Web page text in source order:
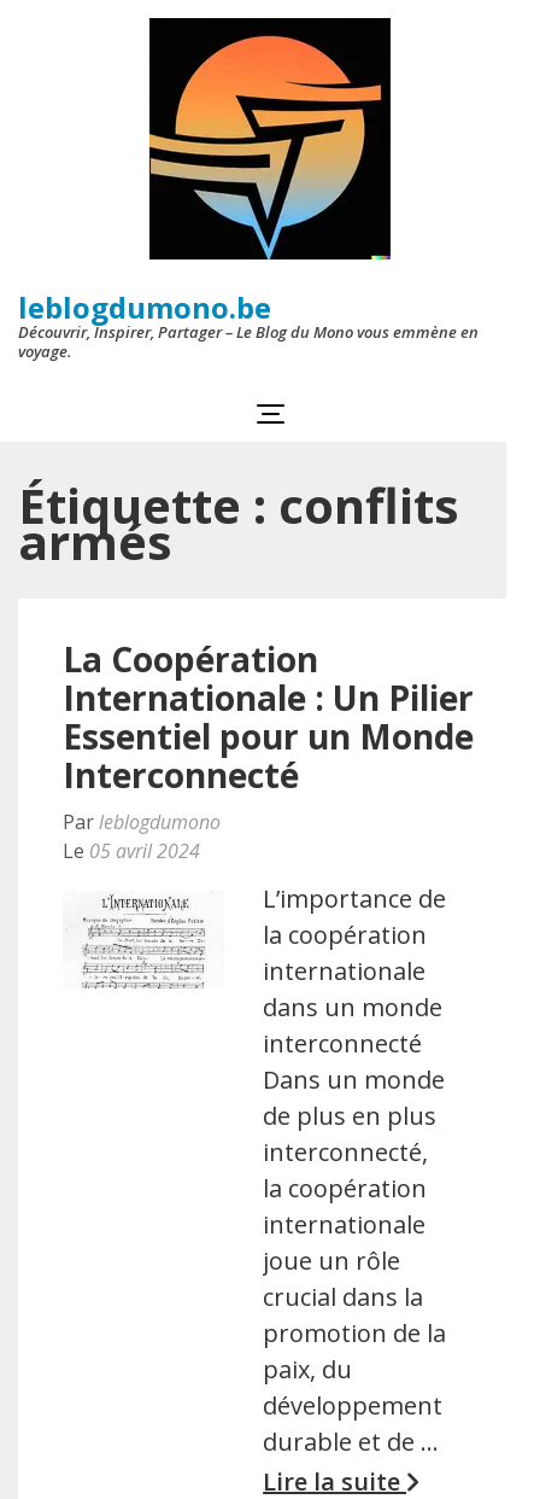
leblogdumono.be
Découvrir, Inspirer, Partager – Le Blog du Mono vous emmène en
voyage.
Étiquette : conflits
armés
La Coopération
Internationale : Un Pilier
Essentiel pour un Monde
Interconnecté
Parleblogdumono
Le 05 avril 2024
L’importance de
la coopération
internationale
dans un monde
interconnecté
Dans un monde
de plus en plus
interconnecté,
la coopération
internationale
joue un rôle
crucial dans la
promotion de la
paix, du
développement
durable et de …
Lire la suite